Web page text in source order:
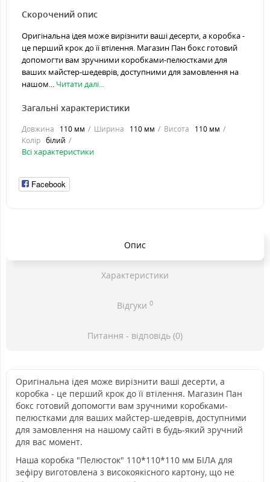
Скорочений опис
Оригінальна ідея може вирізнити ваші десерти, а коробка -
це перший крок до її втілення. Магазин Пан бокс готовий
допомогти вам зручними коробками-пелюстками для
ваших майстер-шедеврів, доступними для замовлення на
нашом... Читати далі...
Загальні характеристики
Довжина 110 мм Ширина 110 мм Висота
110 мм
Колір білий
Всі характеристики
Facebook
Опис
Характеристики
Відгуки 0
Питання - відповідь (0)
Оригінальна ідея може вирізнити ваші десерти, а
коробка - це перший крок до її втілення. Магазин Пан
бокс готовий допомогти вам зручними коробками-
пелюстками для ваших майстер-шедеврів, доступними
для замовлення на нашому сайті в будь-який зручний
для вас момент.
Наша коробка "Пелюсток" 110*110*110 мм БІЛА для
зефіру виготовлена з високоякісного картону, що не